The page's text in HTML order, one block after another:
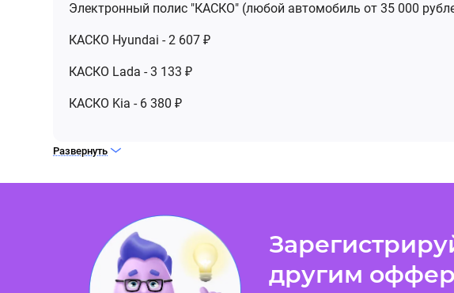
Электронный полис "КАСКО" (любой автомобиль от 35 000
КАСКО Hyundai - 2 607 ₽
КАСКО Lada - 3 133 ₽
КАСКО Kia - 6 380 ₽
Развернуть
другим